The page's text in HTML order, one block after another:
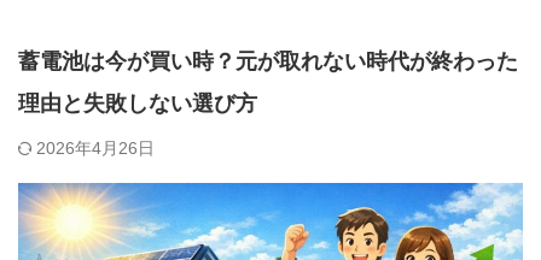
蓄電池は今が買い時？元が取れない時代が終わった
理由と失敗しない選び方
2026年4月26日